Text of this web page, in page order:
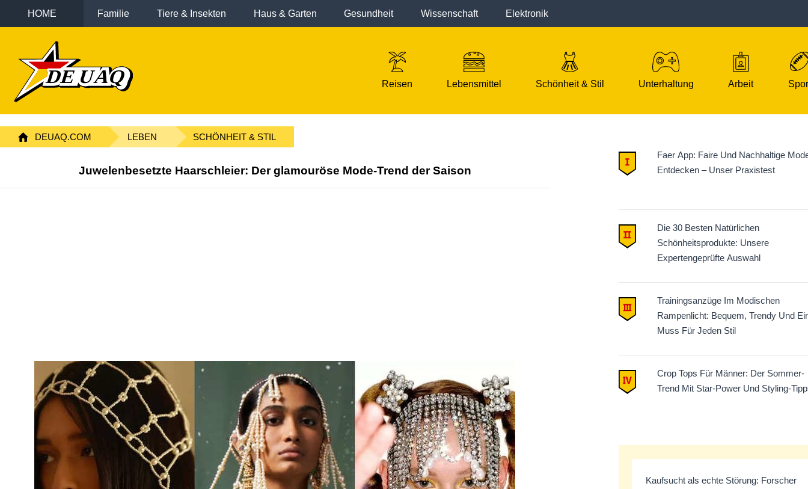
HOME Familie Tiere & Insekten Haus & Garten Gesundheit Wissenschaft Elektronik
Reisen Lebensmittel Schönheit & Stil Unterhaltung Arbeit
DEUAQ.COM LEBEN SCHÖNHEIT & STIL
Juwelenbesetzte Haarschleier: Der glamouröse Mode-Trend der Saison
Faer App: Faire Und Nachhaltige
Entdecken – Unser Praxistest
Die 30 Besten Natürlichen
Schönheitsprodukte: Unsere
Expertengeprüfte Auswahl
Trainingsanzüge Im Modischen
Rampenlicht: Bequem, Trendy Und
Muss Für Jeden Stil
Crop Tops Für Männer: Der Sommer-
Trend Mit Star-Power Und Styling-
Kaufsucht als echte Störung: Forscher